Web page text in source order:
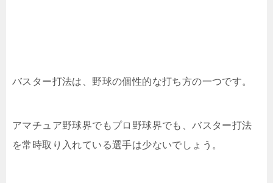
バスター打法は、野球の個性的な打ち方の一つです。
アマチュア野球界でもプロ野球界でも、バスター打法
を常時取り入れている選手は少ないでしょう。